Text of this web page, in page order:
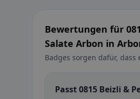
Bewertungen für
Salate Arbon in
Badges sorgen dafür,
Passt 0815 Beizli &